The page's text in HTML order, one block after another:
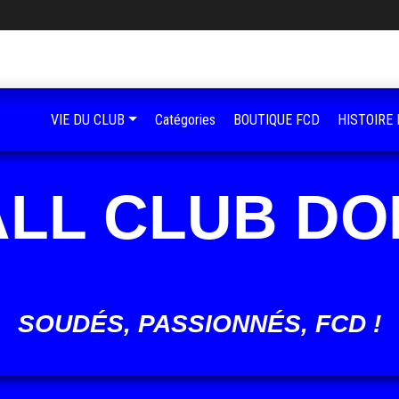
CLUB
SOUDÉS, PASSIONNÉS, FCD !
VIE DU CLUB Catégories BOUTIQUE FCD HISTOIRE